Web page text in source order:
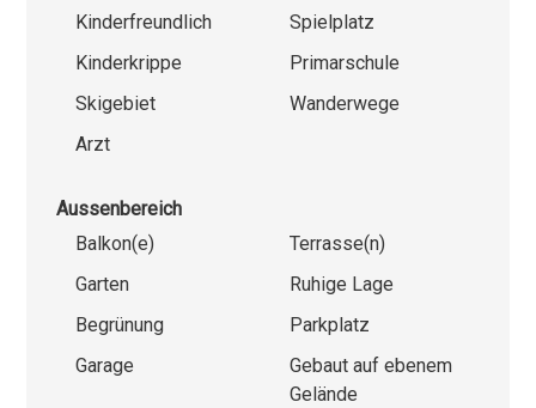
Kinderfreundlich
Spielplatz
Kinderkrippe
Primarschule
Skigebiet
Wanderwege
Arzt
Aussenbereich
Balkon(e)
Terrasse(n)
Garten
Ruhige Lage
Begrünung
Parkplatz
Garage
Gebaut auf ebenem
Gelände